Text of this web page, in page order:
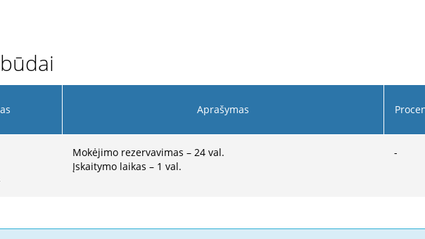
Aprašymas
Mokėjimo rezervavimas – 24 val.
Įskaitymo laikas – 1 val.
-